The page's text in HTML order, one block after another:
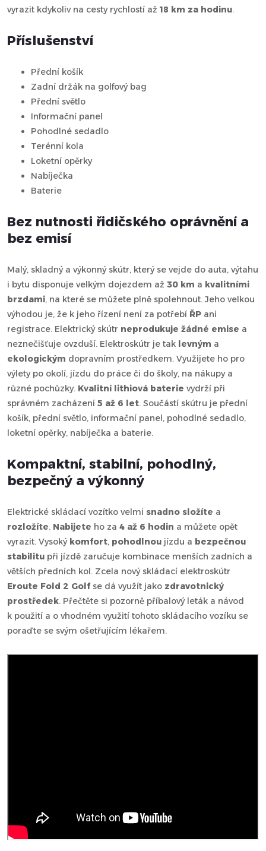
vyrazit kdykoliv na cesty rychlostí až 18 km za hodinu.
Příslušenství
Přední košík
Zadní držák na golfový bag
Přední světlo
Informační panel
Pohodlné sedadlo
Terénní kola
Loketní opěrky
Nabíječka
Baterie
Bez nutnosti řidičského oprávnění a
bez emisí
Malý, skladný a výkonný skútr, který se vejde do auta, výtahu
i bytu disponuje velkým dojezdem až 30 km a kvalitními
brzdami, na které se můžete plně spolehnout. Jeho velkou
výhodou je, že k jeho řízení není za potřebí ŘP ani
registrace. Elektrický skútr neprodukuje žádné emise a
neznečišťuje ovzduší. Elektroskútr je tak levným a
ekologickým dopravním prostředkem. Využijete ho pro
výlety po okolí, jízdu do práce či do školy, na nákupy a
různé pochůzky. Kvalitní lithiová baterie vydrží při
správném zacházení 5 až 6 let. Součástí skútru je přední
košík, přední světlo, informační panel, pohodlné sedadlo,
loketní opěrky, nabíječka a baterie.
Kompaktní, stabilní, pohodlný,
bezpečný a výkonný
Elektrické skládací vozítko velmi snadno složíte a
rozložíte. Nabijete ho za 4 až 6 hodin a můžete opět
vyrazit. Vysoký komfort, pohodlnou jízdu a bezpečnou
stabilitu při jízdě zaručuje kombinace menších zadních a
větších předních kol. Zcela nový skládací elektroskútr
Eroute Fold 2 Golfse dá využít jako zdravotnický
prostředek. Přečtěte si pozorně příbalový leták a návod
k použití a o vhodném využití tohoto skládacího vozíku se
poraďte se svým ošetřujícím lékařem.